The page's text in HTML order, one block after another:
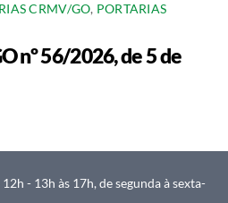
CRMV/GO, PORTARIAS
nº 56/2026, de 5 de
- 13h às 17h, de segunda à sexta-